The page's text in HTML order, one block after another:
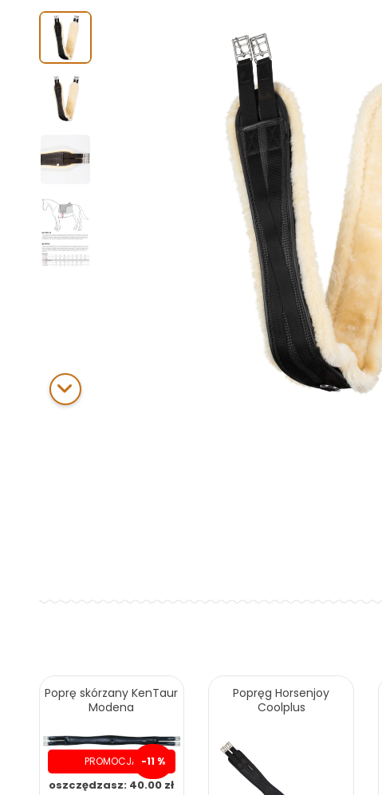
Poprę skórzany KenTaur
Modena
PROMOCJA -11 %
oszczędzasz: 40.00 zł
Popręg Horsenjoy
Coolplus